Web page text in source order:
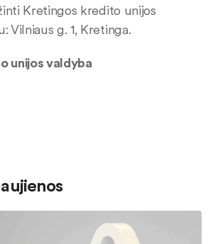
Kretingos kredito unijos
Vilniaus g. 1, Kretinga.
unijos valdyba